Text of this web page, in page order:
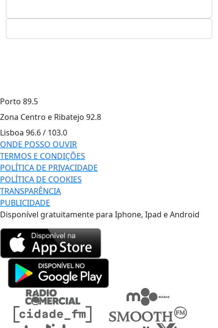
Porto 89.5
Zona Centro e Ribatejo 92.8
Lisboa 96.6 / 103.0
ONDE POSSO OUVIR
TERMOS E CONDIÇÕES
POLÍTICA DE PRIVACIDADE
POLÍTICA DE COOKIES
TRANSPARÊNCIA
PUBLICIDADE
Disponível gratuitamente para Iphone, Ipad e Android